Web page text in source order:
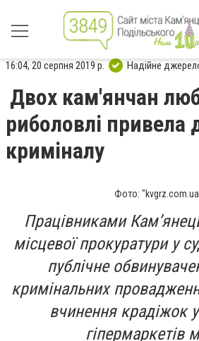
16:04, 20 серпня 2019 р. Надійне
Двох кам'янчан
риболовлі привела
криміналу
Фото:
Працівниками
місцевої прокуратури у
публічне
кримінальних
вчинення крадіжок
гіпермаркетів